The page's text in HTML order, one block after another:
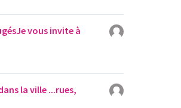
vous invite à
la ville ...rues,